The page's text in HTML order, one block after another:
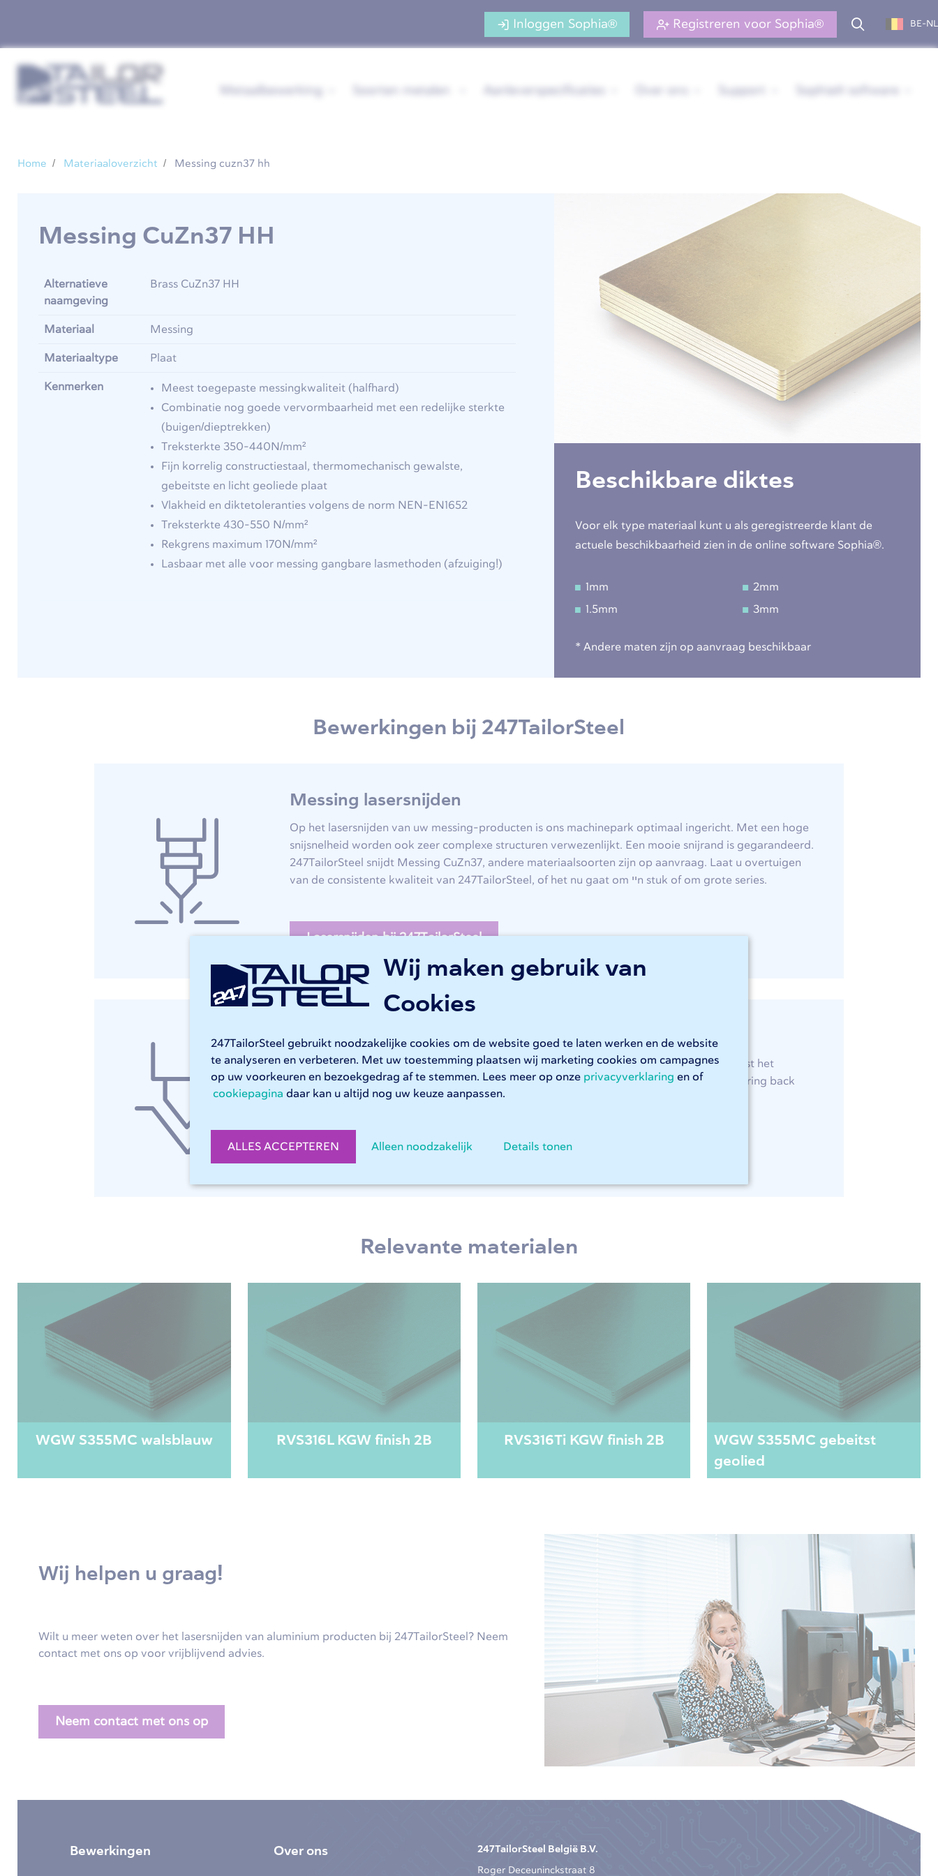
Wij maken gebruik van
Cookies
247TailorSteel gebruikt noodzakelijke cookies om de website goed te laten werken en de website
te analyseren en verbeteren. Met uw toestemming plaatsen wij marketing cookies om campagnes
op uw voorkeuren en bezoekgedrag af te stemmen. Lees meer op onze privacyverklaring en of
cookiepagina daar kan u altijd nog uw keuze aanpassen.
ALLES ACCEPTEREN Alleen noodzakelijk Details tonen
Inloggen Sophia® Registreren voor Sophia® BE-NL
Home Materiaaloverzicht Messing cuzn37 hh
Messing CuZn37 HH
Alternatieve
naamgeving
Brass CuZn37 HH
Materiaal Messing
Materiaaltype Plaat
Kenmerken
Meest toegepaste messingkwaliteit (halfhard)
Combinatie nog goede vervormbaarheid met een redelijke sterkte
(buigen/dieptrekken)
Treksterkte 350-440N/mm²
Fijn korrelig constructiestaal, thermomechanisch gewalste,
gebeitste en licht geoliede plaat
Vlakheid en diktetoleranties volgens de norm NEN-EN1652
Treksterkte 430-550 N/mm²
Rekgrens maximum 170N/mm²
Lasbaar met alle voor messing gangbare lasmethoden (afzuiging!)
Beschikbare diktes
Voor elk type materiaal kunt u als geregistreerde klant de
actuele beschikbaarheid zien in de online software Sophia®.
1mm
1.5mm
2mm
3mm
* Andere maten zijn op aanvraag beschikbaar
Bewerkingen bij 247TailorSteel
Messing lasersnijden
Op het lasersnijden van uw messing-producten is ons machinepark optimaal ingericht. Met een hoge
snijsnelheid worden ook zeer complexe structuren verwezenlijkt. Een mooie snijrand is gegarandeerd.
247TailorSteel snijdt Messing CuZn37, andere materiaalsoorten zijn op aanvraag. Laat u overtuigen
van de consistente kwaliteit van 247TailorSteel, of het nu gaat om ייn stuk of om grote series.
Lasersnijden bij 247TailorSteel
Messing plooien
Onze LVD ToolCell plooibanken zijn volledig CNC-aangestuurd en zeer geschikt voor juist het
complexere plooiwerk. Messing platen wordt in alle gangbare hoeken gebogen en de spring back
correctie zorgt voor accuraat werk, zoals u van 247TailorSteel mag verwachten.
Relevante materialen
WGW S355MC walsblauw RVS316L KGW finish 2B RVS316Ti KGW finish 2B
WGW S355MC gebeitst
geolied
Wij helpen u graag!
Wilt u meer weten over het lasersnijden van aluminium producten bij 247TailorSteel? Neem
contact met ons op voor vrijblijvend advies.
Neem contact met ons op
Bewerkingen Over ons 247TailorSteel België B.V.
Roger Deceuninckstraat 8